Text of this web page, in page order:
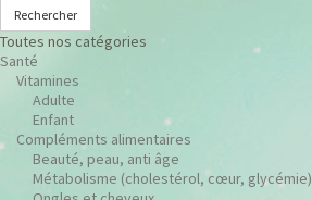
Rechercher
Toutes nos catégories
Santé
Vitamines
Adulte
Enfant
Compléments alimentaires
Beauté, peau, anti âge
Métabolisme (cholestérol, cœur, glycémie)